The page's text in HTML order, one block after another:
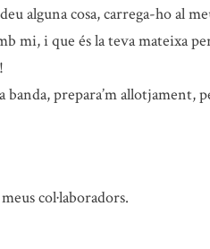
alguna cosa, carrega-ho al
mi, i que és la teva mateixa
banda, prepara’m allotjament,
col·laboradors.